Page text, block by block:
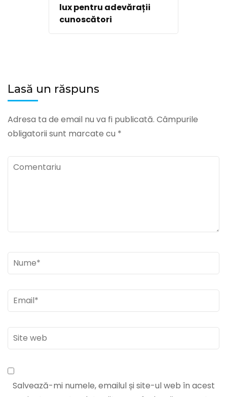
lux pentru adevărații
cunoscători
Lasă un răspuns
Adresa ta de email nu va fi publicată. Câmpurile
obligatorii sunt marcate cu *
Comentariu
Nume*
Email*
Site
web
Salvează-mi numele, emailul și site-ul web în acest